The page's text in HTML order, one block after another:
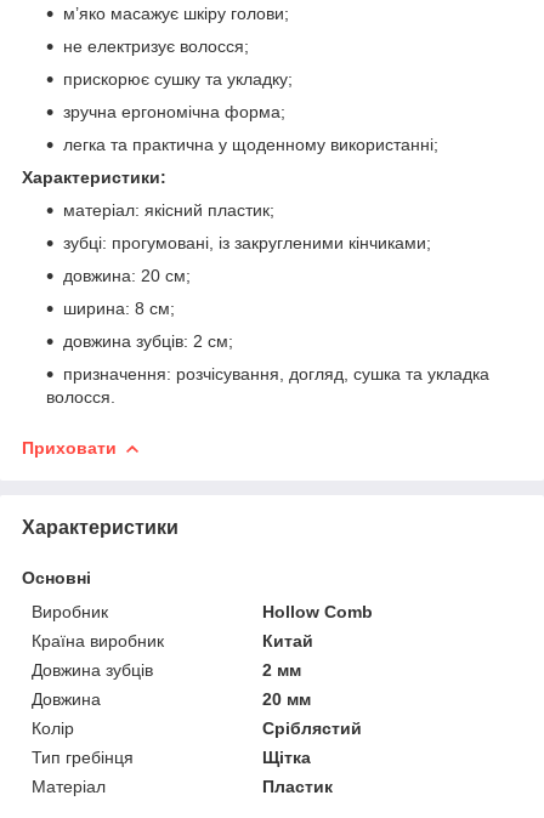
м’яко масажує шкіру голови;
не електризує волосся;
прискорює сушку та укладку;
зручна ергономічна форма;
легка та практична у щоденному використанні;
Характеристики:
матеріал: якісний пластик;
зубці: прогумовані, із закругленими кінчиками;
довжина: 20 см;
ширина: 8 см;
довжина зубців: 2 см;
призначення: розчісування, догляд, сушка та укладка
волосся.
Приховати
Характеристики
Основні
Виробник
Hollow Comb
Країна виробник
Китай
Довжина зубців
2 мм
Довжина
20 мм
Колір
Сріблястий
Тип гребінця
Щітка
Матеріал
Пластик